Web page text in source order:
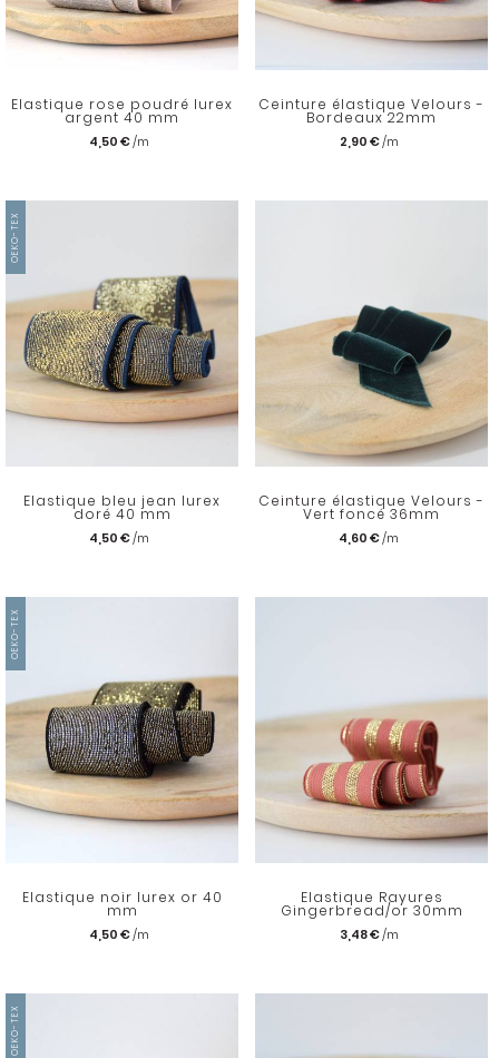
Elastique rose poudré lurex
argent 40 mm
4,50 €
Ceinture élastique Velours -
Bordeaux 22mm
2,90 €
OEKO-TEX
Elastique bleu jean lurex
doré 40 mm
4,50 €
Ceinture élastique Velours -
Vert foncé 36mm
4,60 €
OEKO-TEX
Elastique noir lurex or 40
mm
4,50 €
Elastique Rayures
Gingerbread/or 30mm
3,48 €
OEKO-TEX